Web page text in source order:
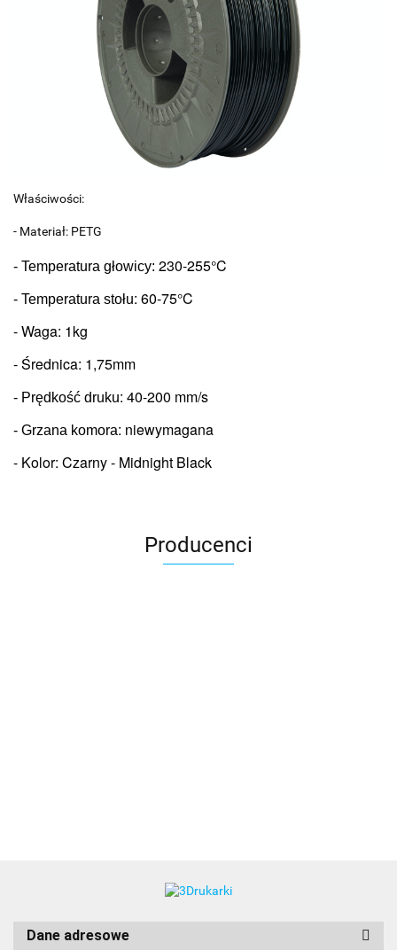
Właściwości:
- Materiał: PETG
- Temperatura głowicy: 230-255°C
- Temperatura stołu: 60-75°C
- Waga: 1kg
- Średnica: 1,75mm
- Prędkość druku: 40-200 mm/s
- Grzana komora: niewymagana
- Kolor: Czarny - Midnight Black
Producenci
Dane adresowe